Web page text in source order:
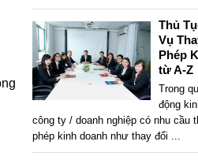
Thủ
Vụ
Phép
từ A-Z
Trong
động
công ty / doanh nghiệp có nhu cầu
phép kinh doanh như thay đổi